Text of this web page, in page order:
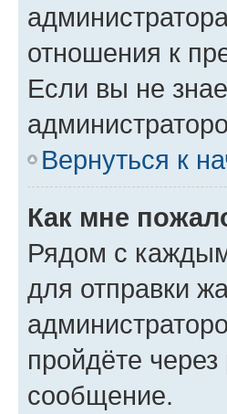
отношения к
Если вы не
Вернуться к
Как мне
Рядом с
для отправки
пройдёте
сообщение.